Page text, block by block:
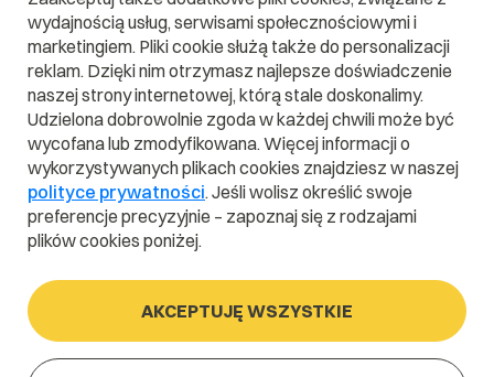
Domena .productions
Najlepsze produkcje
.productions
Szukaj
wydajnością usług, serwisami społecznościowymi i
marketingiem. Pliki cookie służą także do personalizacji
reklam. Dzięki nim otrzymasz najlepsze doświadczenie
naszej strony internetowej, którą stale doskonalimy.
Udzielona dobrowolnie zgoda w każdej chwili może być
wycofana lub zmodyfikowana. Więcej informacji o
wykorzystywanych plikach cookies znajdziesz w naszej
polityce prywatności. Jeśli wolisz określić swoje
preferencje precyzyjnie – zapoznaj się z rodzajami
plików cookies poniżej.
AKCEPTUJĘ WSZYSTKIE